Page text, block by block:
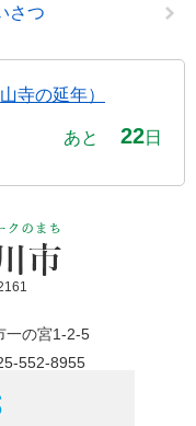
さつ
寺の延年）
あと 22日
一の宮1-2-5
552-8955